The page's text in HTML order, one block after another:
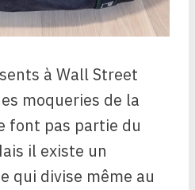
à Wall Street
moqueries de la
font pas partie du
il existe un
qui divise même au